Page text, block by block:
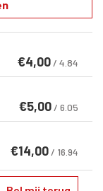
€4,00 / 4.84
€5,00 / 6.05
€14,00 / 16.94